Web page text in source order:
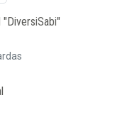
"DiversiSabi"